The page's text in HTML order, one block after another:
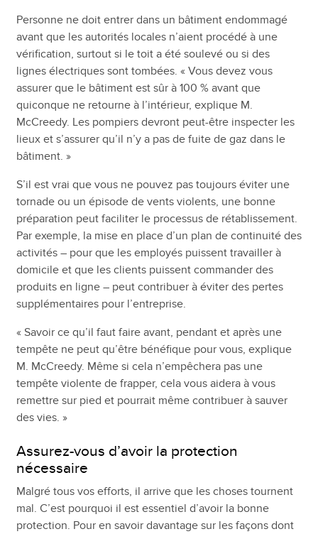
Personne ne doit entrer dans un bâtiment endommagé
avant que les autorités locales n’aient procédé à une
vérification, surtout si le toit a été soulevé ou si des
lignes électriques sont tombées. « Vous devez vous
assurer que le bâtiment est sûr à 100 % avant que
quiconque ne retourne à l’intérieur, explique M.
McCreedy. Les pompiers devront peut-être inspecter les
lieux et s’assurer qu’il n’y a pas de fuite de gaz dans le
bâtiment. »
S’il est vrai que vous ne pouvez pas toujours éviter une
tornade ou un épisode de vents violents, une bonne
préparation peut faciliter le processus de rétablissement.
Par exemple, la mise en place d’un plan de continuité des
activités – pour que les employés puissent travailler à
domicile et que les clients puissent commander des
produits en ligne – peut contribuer à éviter des pertes
supplémentaires pour l’entreprise.
« Savoir ce qu’il faut faire avant, pendant et après une
tempête ne peut qu’être bénéfique pour vous, explique
M. McCreedy. Même si cela n’empêchera pas une
tempête violente de frapper, cela vous aidera à vous
remettre sur pied et pourrait même contribuer à sauver
des vies. »
Assurez-vous d’avoir la protection
nécessaire
Malgré tous vos efforts, il arrive que les choses tournent
mal. C’est pourquoi il est essentiel d’avoir la bonne
protection. Pour en savoir davantage sur les façons dont